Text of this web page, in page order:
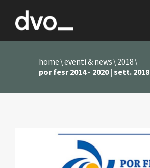
home eventi & news 2018
por fesr 2014 - 2020 | sett. 2018